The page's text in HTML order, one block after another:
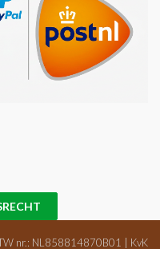
nr.: NL858814870B01 | KvK